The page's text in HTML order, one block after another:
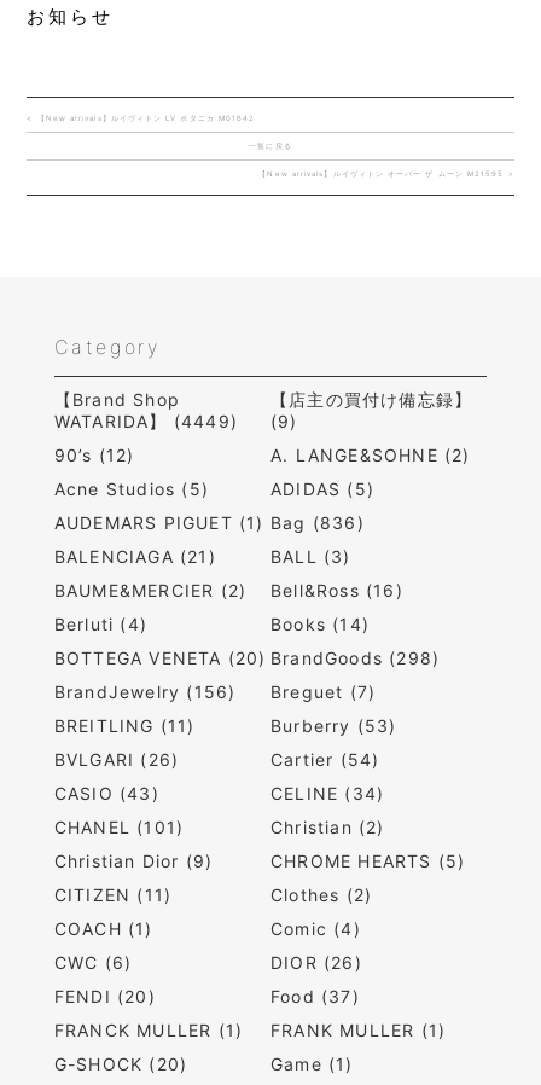
お知らせ
< 【New arrivals】ルイヴィトン LV ボタニカ M01642
一覧に戻る
【New arrivals】ルイヴィトン オーバー ザ ムーン M21595 >
Category
【Brand Shop
WATARIDA】 (4449)
【店主の買付け備忘録】
(9)
90’s (12)
A. LANGE&SOHNE (2)
Acne Studios (5)
ADIDAS (5)
AUDEMARS PIGUET (1) Bag (836)
BALENCIAGA (21)
BALL (3)
BAUME&MERCIER (2)
Bell&Ross (16)
Berluti (4)
Books (14)
BOTTEGA VENETA (20) BrandGoods (298)
BrandJewelry (156)
Breguet (7)
BREITLING (11)
Burberry (53)
BVLGARI (26)
Cartier (54)
CASIO (43)
CELINE (34)
CHANEL (101)
Christian (2)
Christian Dior (9)
CHROME HEARTS (5)
CITIZEN (11)
Clothes (2)
COACH (1)
Comic (4)
CWC (6)
DIOR (26)
FENDI (20)
Food (37)
FRANCK MULLER (1)
FRANK MULLER (1)
G-SHOCK (20)
Game (1)